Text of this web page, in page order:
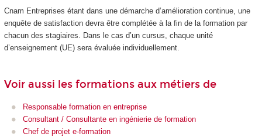
Cnam Entreprises étant dans une démarche d’amélioration continue, une
enquête de satisfaction devra être complétée à la fin de la formation par
chacun des stagiaires. Dans le cas d’un cursus, chaque unité
d’enseignement (UE) sera évaluée individuellement.
Voir aussi les formations aux métiers de
Responsable formation en entreprise
Consultant / Consultante en ingénierie de formation
Chef de projet e-formation